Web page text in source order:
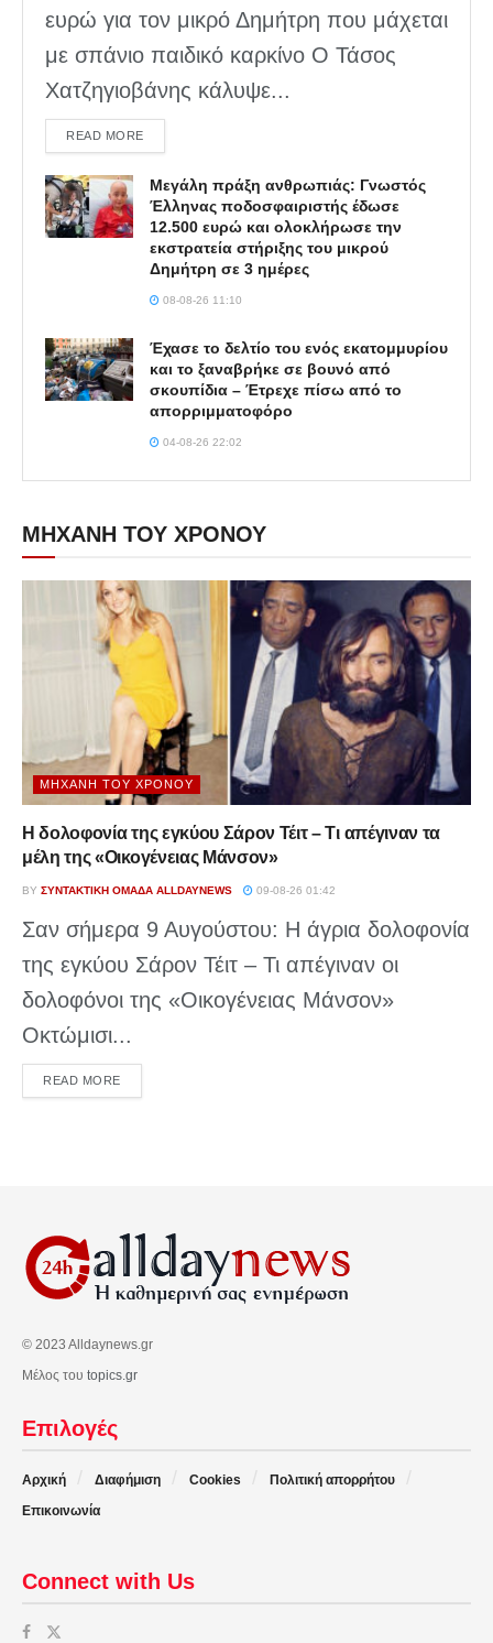
ευρώ για τον μικρό Δημήτρη που μάχεται
με σπάνιο παιδικό καρκίνο Ο Τάσος
Χατζηγιοβάνης κάλυψε...
READ MOREDETAILS
Μεγάλη πράξη ανθρωπιάς: Γνωστός
Έλληνας ποδοσφαιριστής έδωσε
12.500 ευρώ και ολοκλήρωσε την
εκστρατεία στήριξης του μικρού
Δημήτρη σε 3 ημέρες
08-08-26 11:10
Έχασε το δελτίο του ενός εκατομμυρίου
και το ξαναβρήκε σε βουνό από
σκουπίδια – Έτρεχε πίσω από το
απορριμματοφόρο
04-08-26 22:02
ΜΗΧΑΝΗ ΤΟΥ ΧΡΟΝΟΥ
ΜΗΧΑΝΉ ΤΟΥ ΧΡΌΝΟΥ
Η δολοφονία της εγκύου Σάρον Τέιτ – Τι απέγιναν τα
μέλη της «Οικογένειας Μάνσον»
BY ΣΥΝΤΑΚΤΙΚΉ ΟΜΆΔΑ ALLDAYNEWS 09-08-26 01:42
Σαν σήμερα 9 Αυγούστου: Η άγρια δολοφονία
της εγκύου Σάρον Τέιτ – Τι απέγιναν οι
δολοφόνοι της «Οικογένειας Μάνσον»
Οκτώμισι...
READ MOREDETAILS
© 2023 Alldaynews.gr
Μέλος του topics.gr
Επιλογές
Αρχική Διαφήμιση Cookies
Πολιτική απορρήτου
Επικοινωνία
Connect with Us